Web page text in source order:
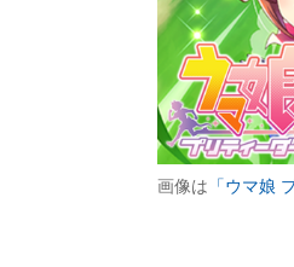
画像は 「ウマ娘